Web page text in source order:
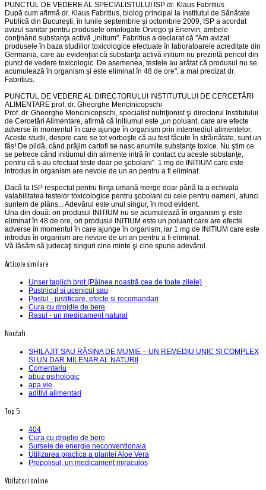
PUNCTUL DE VEDERE AL SPECIALISTULUI ISP dr. Klaus Fabritius
După cum afirmă dr. Klaus Fabritius, biolog principal la Institutul de Sănătate
Publică din Bucureşti, în lunile septembrie şi octombrie 2009, ISP a acordat
avizul sanitar pentru produsele omologate Orvego şi Enervin, ambele
conţinând substanţa activă „initium". Fabritius a declarat că "Am avizat
produsele în baza studiilor toxicologice efectuate în laboratoarele acreditate din
Germania, care au evidenţiat că substanţa activă initium nu prezintă pericol din
punct de vedere toxicologic. De asemenea, testele au arătat că produsul nu se
acumulează în organism şi este eliminat în 48 de ore", a mai precizat dr.
Fabritius.
PUNCTUL DE VEDERE AL DIRECTORULUI INSTITUTULUI DE CERCETĂRI
ALIMENTARE prof. dr. Gheorghe Mencinicopschi
Prof. dr. Gheorghe Mencinicopschi, specialist nutriţionist şi directorul Institutului
de Cercetări Alimentare, afirmă că initiumul este „un poluant, care are efecte
adverse în momentul în care ajunge în organism prin intermediul alimentelor.
Aceste studii, despre care se tot vorbeşte că au fost făcute în străinătate, sunt un
fâs! De pildă, când prăjim cartofi se nasc anumite substanţe toxice. Nu ştim ce
se petrece când initiumul din alimente intră în contact cu aceste substanţe,
pentru că s-au efectuat teste doar pe şobolani". 1 mg de INITIUM care este
introdus în organism are nevoie de un an pentru a fi eliminat.
Dacă la ISP respectul pentru fiinţa umană merge doar până la a echivala
valabilitatea testelor toxicologice pentru şobolani cu cele pentru oameni, atunci
suntem de plâns... Adevărul este unul singur, în mod evident.
Una din două: ori produsul INITIUM nu se acumulează în organism şi este
eliminat în 48 de ore, ori produsul INITIUM este un poluant care are efecte
adverse în momentul în care ajunge în organism, iar 1 mg de INITIUM care este
introdus în organism are nevoie de un an pentru a fi eliminat.
Vă lăsăm să judecaţi singuri cine minte şi cine spune adevărul.
Articole similare
Unser taglich brot (Pâinea noastră cea de toate zilele)
Pustnicul si ucenicul sau
Postul - justificare, efecte si recomandari
Cura cu drojdie de bere
Rasul - un medicament natural
Noutati
SHILAJIT SAU RĂȘINA DE MUMIE – UN REMEDIU UNIC ȘI COMPLEX
ȘI UN DAR MILENAR AL NATURII
Comentariu
abuz psihologic
apa vie
aditivi alimentari
Top 5
404
Cura cu drojdie de bere
Sursele de energie neconventionala
Utilizarea practica a plantei Aloe Vera
Propolisul, un medicament miraculos
Vizitatori online